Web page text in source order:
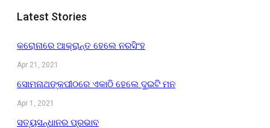
Latest Stories
କରୋନାରେ ଆକ୍ରାନ୍ତ ହେଲେ ନରସିଂହ
Apr 21, 2021
ସୋମନାଥଙ୍କପୀଠରେ ଏକାଠି ହେଲେ ଦୁଇଟି ମନ
Apr 1, 2021
ସତ୍ୟସନ୍ଧାନର ପ୍ରଭାବ